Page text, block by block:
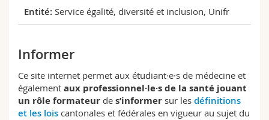
Service égalité, diversité et inclusion, Unifr
Informer
Ce site internet permet aux étudiant·e·s de médecine et
également aux professionnel·le·s de la santé jouant
un rôle formateur de s’informer sur les définitions
et les lois cantonales et fédérales en vigueur au sujet du